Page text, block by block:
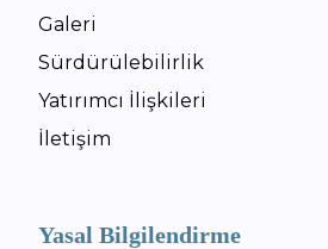
Galeri
Sürdürülebilirlik
Yatırımcı İlişkileri
İletişim
Yasal Bilgilendirme